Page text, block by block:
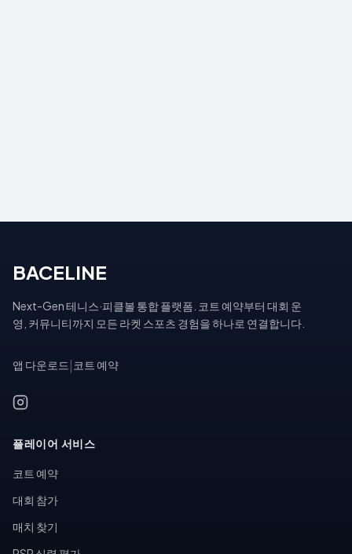
BACELINE
Next-Gen 테니스·피클볼 통합 플랫폼. 코트 예약부터 대회 운
영, 커뮤니티까지 모든 라켓 스포츠 경험을 하나로 연결합니다.
앱 다운로드 코트 예약
플레이어 서비스
코트 예약
대회 참가
매치 찾기